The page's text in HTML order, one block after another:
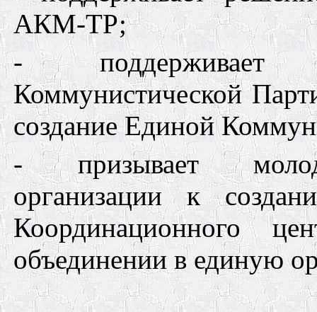
АКМ-ТР;
- поддерживает
Коммунистической
создание Единой
- призывает
организации к
Координационного
объединении в единую